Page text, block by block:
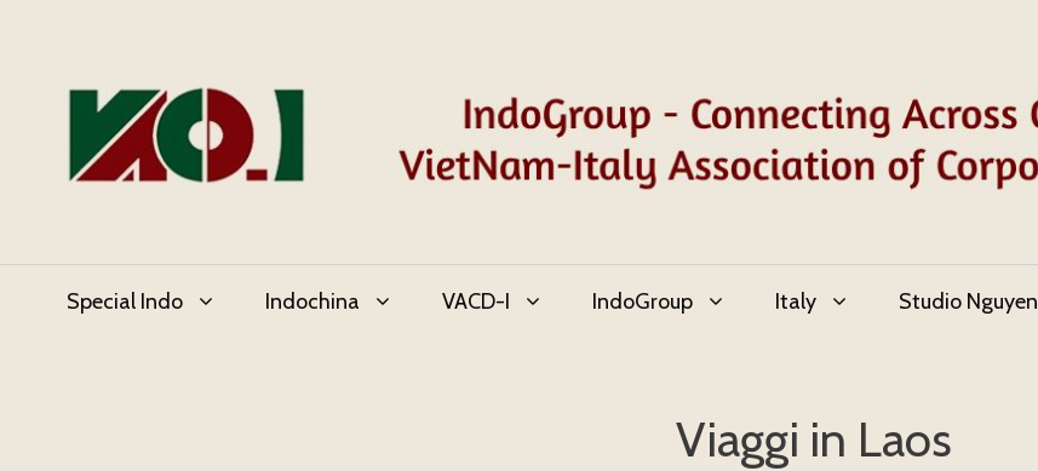
Special Indo Indochina VACD-I IndoGroup Italy Studio Nguyen
Viaggi in Laos